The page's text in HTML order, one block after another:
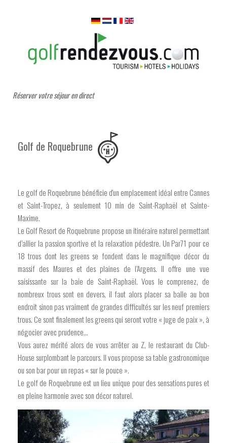
Réserver votre séjour en direct
Golf de Roquebrune
Le golf de Roquebrune bénéficie d'un emplacement idéal entre Cannes
et Saint-Tropez, à seulement 10 min de Saint-Raphaël et Sainte-
Maxime.
Le Golf Resort de Roquebrune propose un itinéraire naturel permettant
d’allier la passion sportive et la relaxation pédestre. Un Par71 pour ce
18 trous dont les greens se fondent dans le magnifique décor du
massif des Maures et des plaines de l’Argens. Il offre une vue
saisissante sur la baie de Saint-Raphaël. Vous le comprenez, de
nombreux trous sont en devers, il faut alors placer sa balle au bon
endroit sinon pas vraiment de grandes difficultés sur les neuf premiers
trous. Ce sont finalement les greens qui seront votre « juge de paix », à
négocier avec prudence…
Vous aurez mérité alors de vous arrêter au Z, le restaurant du Club-
House surplombant le parcours. Il vous propose sa table gastronomique
ou son bar pour un repas « sur le pouce ».
Le golf de Roquebrune est un lieu unique pour des sensations pures et
en pleine harmonie avec son décor naturel.